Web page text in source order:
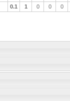
0.1 1 0 0 0